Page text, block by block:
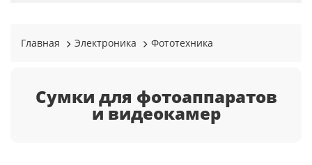
Главная Электроника Фототехника
Сумки для фотоаппаратов
и видеокамер